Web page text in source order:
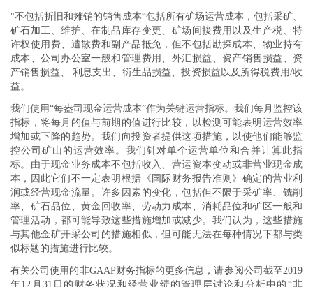
"不包括折旧和摊销的销售 成本“包括所有矿场运营成本，包括采矿、
矿石加工、维护、在制品库存变更、矿场间接费用以及生产税、特
许权使用费、遣散费和副产品抵免，但不包括勘探成本、物业持有
成本、公司办公室一般和管理费用、外汇损益、资产销售损益、资
产销售损益、 利息支出、衍生品损益、投资损益以及所得税费用/收
益。
我们使用“每盎司现金运营成本”作为关键运营指标。我们每月监控该
指标，将每月的值与前期的值进行比较，以检测可能表明运营效率
增加或下降的趋势。我们向投资者提供这项措施，以使他们能够监
控公司矿山的运营效率。我们针对单个运营单位和合并计算此指
标。由于现金业务成本不包括收入、营运资本变动或非营业现金成
本，因此它们不一定表明根据《国际财务报告准则》确定的营业利
润或经营现金流量。许多因素的变化，包括但不限于采矿率、铣削
率、矿石品位、黄金回收率、劳动力成本、消耗品位和矿区一般和
管理活动，都可能导致这些措施增加或减少。我们认为，这些措施
与其他金矿开采公司的措施相似，但可能无法在每种情况下都与类
似标题的措施进行比较。
有关公司使用的非GAAP财务指标的更多信息，请参阅公司截至2019
年12月31日的财务状况和经营业绩的管理层讨论和分析中的“非